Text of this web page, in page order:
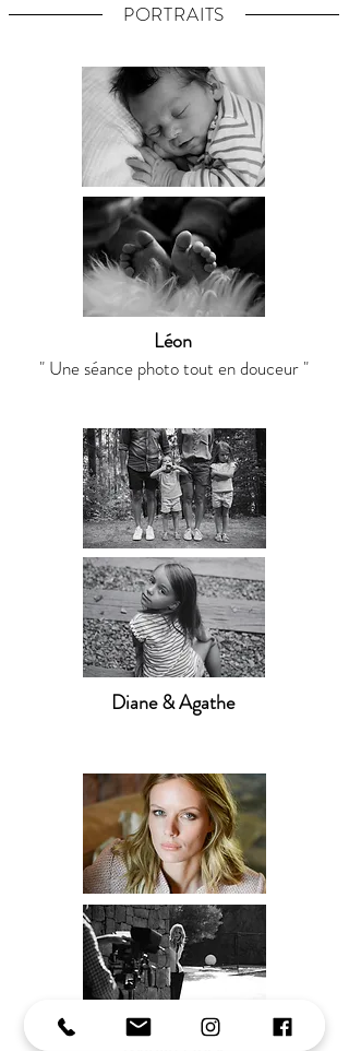
PORTRAITS
Léon
" Une séance photo tout en douceur "
Diane & Agathe